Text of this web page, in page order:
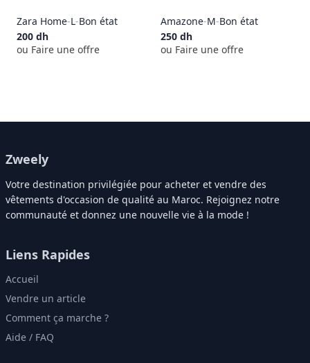
Zara Home-L-Bon état
200 dh
ou Faire une offre
Amazone-M-Bon état
250 dh
ou Faire une offre
Zweely
Votre destination privilégiée pour acheter et vendre des
vêtements d'occasion de qualité au Maroc. Rejoignez notre
communauté et donnez une nouvelle vie à la mode !
Liens Rapides
Accueil
Vendre un article
Comment ça marche ?
Aide / FAQ